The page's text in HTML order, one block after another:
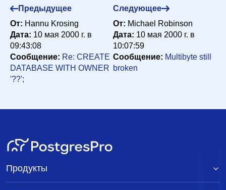
Искать
Предыдущее
От: Hannu Krosing
Дата: 10 мая 2000 г. в
09:43:08
Сообщение: Re: CREATE
DATABASE WITH OWNER
'??';
Следующее
От: Michael Robinson
Дата: 10 мая 2000 г. в
10:07:59
Сообщение: Multibyte still
broken
Продукты